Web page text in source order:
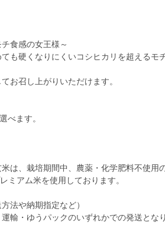
食感の女王様～
も硬くなりにくいコシヒカリを超えるモ
お召し上がりいただけます。
べます。
は、栽培期間中、農薬・化学肥料不使用
ミアム米を使用しております。
法や納期指定など）
輸・ゆうパックのいずれかでの発送となり